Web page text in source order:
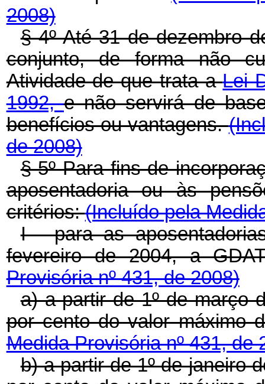
2008)
§ 4º Até 31 de dezembro
conjunto, de forma não
Atividade de que trata aLei
1992,e não servirá de
benefícios ou vantagens.
de 2008)
§ 5º Para fins de
aposentadoria ou às
critérios:(Incluído pela
I - para as
fevereiro de 2004, a
Provisória nº 431, de 2008)
a) a partir de 1º de março
por cento do valor máximo
Medida Provisória nº 431, de
b) a partir de 1º de janeiro